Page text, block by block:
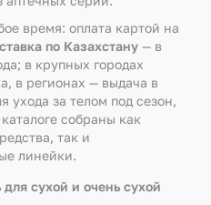
время: оплата картой на
по Казахстану — в
в крупных городах
в регионах — выдача в
ухода за телом под сезон,
собраны как
так и
линейки.
сухой и очень сухой